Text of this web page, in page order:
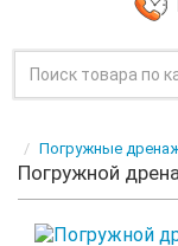
Погружные
Погружной